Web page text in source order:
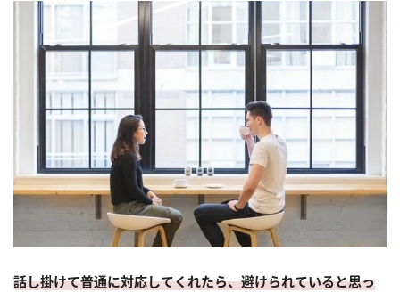
話し掛けて普通に対応してくれたら、避けられていると思っ